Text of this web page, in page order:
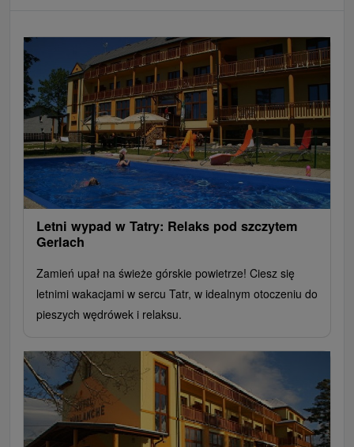
Letni wypad w Tatry: Relaks pod szczytem
Gerlach
Zamień upał na świeże górskie powietrze! Ciesz się
letnimi wakacjami w sercu Tatr, w idealnym otoczeniu do
pieszych wędrówek i relaksu.